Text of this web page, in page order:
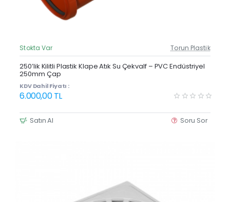
Güncel Fiyat
Yeni Ürün
Stokta Var Torun Plastik
250’lik Kilitli Plastik Klape Atık Su Çekvalf – PVC Endüstriyel
250mm Çap
KDV Dahil Fiyatı :
6.000,00 TL
Satın Al Soru Sor